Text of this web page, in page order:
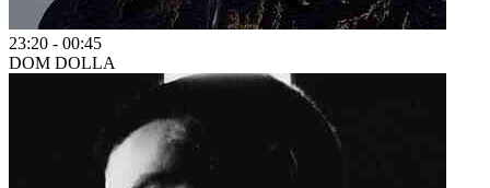
23:20 - 00:45
DOM DOLLA